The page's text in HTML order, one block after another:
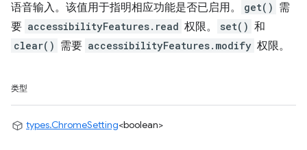
语音输入。该值用于指明相应功能是否已启用。 get() 需
要 accessibilityFeatures.read 权限。 set() 和
clear() 需要 accessibilityFeatures.modify 权限。
类型
types.ChromeSetting<boolean>